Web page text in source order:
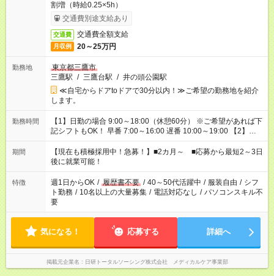
割増（時給0.25×5h）
交通費別途支給あり
交通費 交通費全額支給
月収例 20～25万円
勤務地
東京都三鷹市
三鷹駅 / 三鷹台駅 / 井の頭公園駅
≪自宅からドアtoドアで30分以内！≫ご希望の勤務地を紹介
します。
勤務時間
【1】日勤の場合 9:00～18:00（休憩60分） ※ご希望があれば下
記シフトもOK！ 早番 7:00～16:00 遅番 10:00～19:00 【2】夜
勤の場合 16:30～翌9:30 16:30～翌10:30など ※Wワーク希望の
方へ 今ご覧のお仕事で希望する勤務時間と、もう1つのお仕事の
勤務時間。 合計で週40時間を超える場合は応募できません。
期間
【現在も積極採用中！急募！】■2カ月～ ■応募から最短2～3日
後に就業可能！
特徴 週1日からOK / 履歴書不要 / 40～50代活躍中 / 服装自由 / シフ
ト勤務 / 10名以上の大量募集 / 電話対応なし / パソコンスキル不
要
気になる！ 応募する 詳細へ
掲載元企業名 日研トータルソーシング株式会社 メディカルケア事業部